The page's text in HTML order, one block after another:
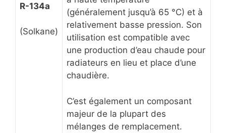
R-134a
(Solkane)
(généralement jusqu’à 65 °C) et à
relativement basse pression. Son
utilisation est compatible avec
une production d’eau chaude pour
radiateurs en lieu et place d’une
chaudière.
C’est également un composant
majeur de la plupart des
mélanges de remplacement.